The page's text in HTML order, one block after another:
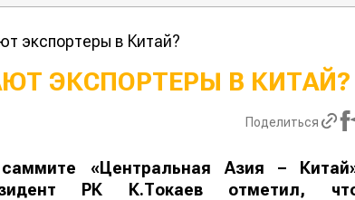
экспортеры в Китай?
ЭКСПОРТЕРЫ В КИТАЙ?
Поделиться
«Центральная Азия –
РК К.Токаев отметил,
производства
авиатоплива